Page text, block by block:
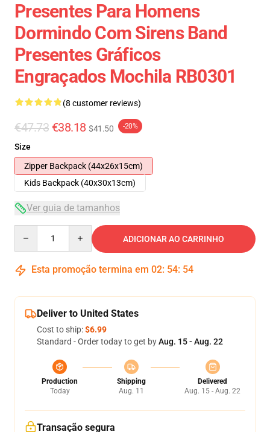
Presentes Para Homens
Dormindo Com Sirens Band
Presentes Gráficos
Engraçados Mochila RB0301
(8 customer reviews)
€47.73 €38.18 $41.50 -20%
Size
Zipper Backpack (44x26x15cm)
Kids Backpack (40x30x13cm)
Ver guia de tamanhos
ADICIONAR AO CARRINHO
Esta promoção termina em 02: 54: 54
Deliver to United States
Cost to ship:$6.99
Standard - Order today to get byAug. 15 - Aug. 22
Production
Today
Shipping
Aug. 11
Delivered
Aug. 15 - Aug. 22
Transação segura